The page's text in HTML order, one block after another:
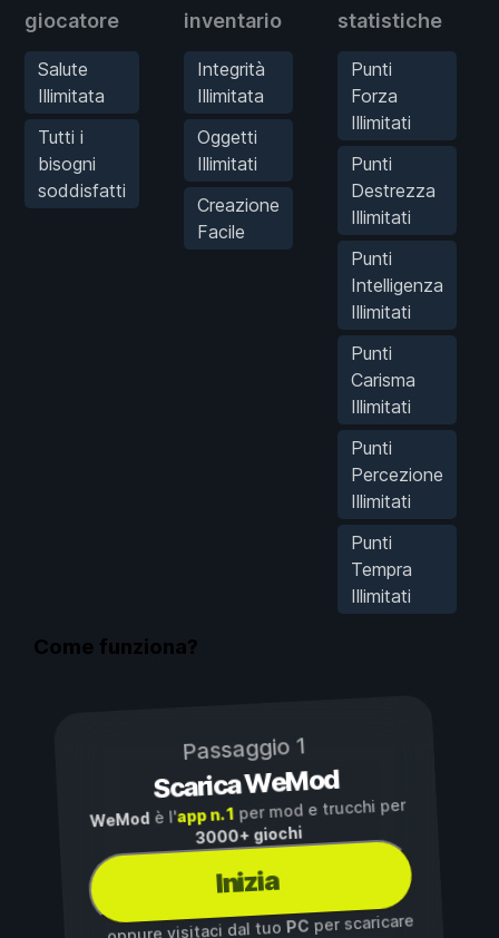
giocatore
Salute
Illimitata
Tutti i
bisogni
soddisfatti
inventario
Integrità
Illimitata
Oggetti
Illimitati
Creazione
Facile
statistiche
Punti
Forza
Illimitati
Punti
Destrezza
Illimitati
Punti
Intelligenza
Illimitati
Punti
Carisma
Illimitati
Punti
Percezione
Illimitati
Punti
Tempra
Illimitati
Come funziona?
Passaggio 1
Scarica WeMod
WeMod è l'app n. 1per mod e trucchi per
3000+ giochi
Inizia
PC per scaricare